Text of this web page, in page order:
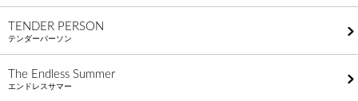
TENDER PERSON
テンダーパーソン
The Endless Summer
エンドレスサマー